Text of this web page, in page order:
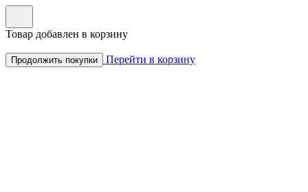
Товар добавлен в корзину
Продолжить покупки Перейти в корзину